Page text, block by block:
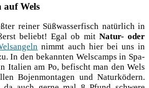
auf Wels
rei­ner Süß­was­ser­fisch natür­lich in
beliebt! Egal ob mit Natur- oder
nimmt auch hier bei uns in
In den bekann­ten Welscamps in Spa­
Ita­li­en am Po, befischt man den Wels
Bojen­mon­ta­gen und Natur­kö­dern.